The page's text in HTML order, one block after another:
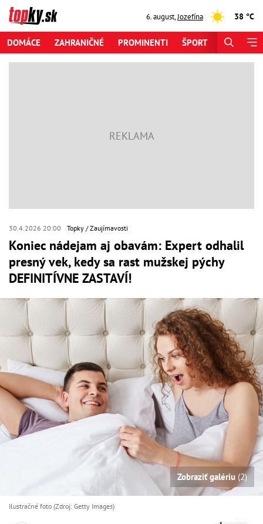
6. august,Jozefína 38 °C
DOMÁCE ZAHRANIČNÉ PROMINENTI ŠPORT
30.4.2026 20:00 Topky Zaujímavosti
Koniec nádejam aj obavám: Expert odhalil
presný vek, kedy sa rast mužskej pýchy
DEFINITÍVNE ZASTAVÍ!
Zobraziť galériu (2)
Ilustračné foto (Zdroj: Getty Images)